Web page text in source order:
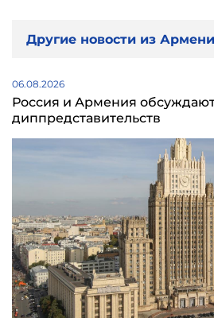
Другие новости из
06.08.2026
Россия и Армения
диппредставительств